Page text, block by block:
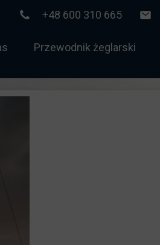
+48 600 310 665
Przewodnik żeglarski